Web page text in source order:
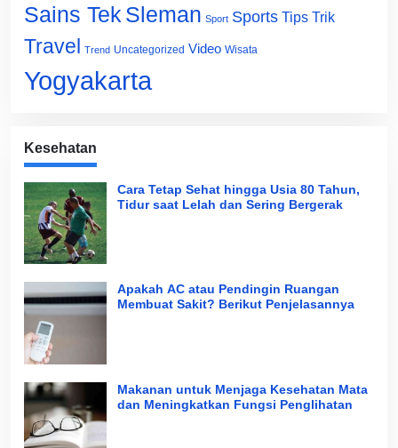
Sains Tek Sleman Sport Sports Tips Trik
Travel Trend Uncategorized Video Wisata
Yogyakarta
Kesehatan
Cara Tetap Sehat hingga Usia 80 Tahun,
Tidur saat Lelah dan Sering Bergerak
Apakah AC atau Pendingin Ruangan
Membuat Sakit? Berikut Penjelasannya
Makanan untuk Menjaga Kesehatan Mata
dan Meningkatkan Fungsi Penglihatan